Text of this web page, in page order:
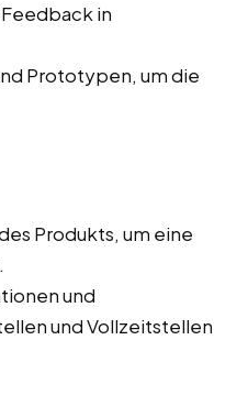
in
Prototypen, um die
Produkts, um eine
und
und Vollzeitstellen